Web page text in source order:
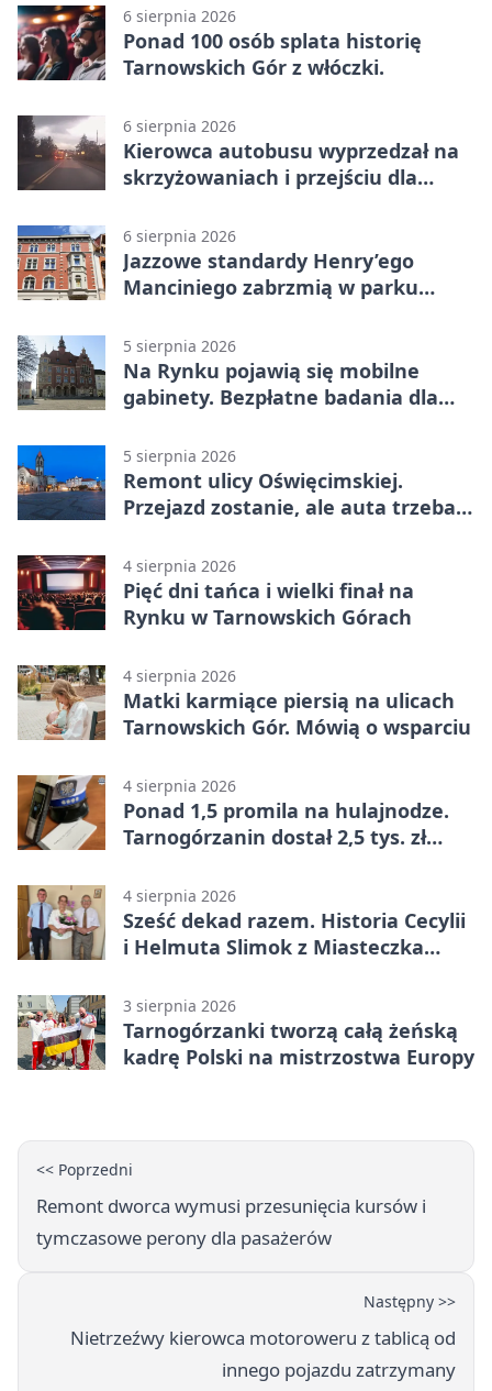
6 sierpnia 2026
Ponad 100 osób splata historię
Tarnowskich Gór z włóczki.
6 sierpnia 2026
Kierowca autobusu wyprzedzał na
skrzyżowaniach i przejściu dla
6 sierpnia 2026
Jazzowe standardy Henry’ego
Manciniego zabrzmią w parku
5 sierpnia 2026
Na Rynku pojawią się mobilne
gabinety. Bezpłatne badania dla
5 sierpnia 2026
Remont ulicy Oświęcimskiej.
Przejazd zostanie, ale auta trzeba
4 sierpnia 2026
Pięć dni tańca i wielki finał na
Rynku w Tarnowskich Górach
4 sierpnia 2026
Matki karmiące piersią na ulicach
Tarnowskich Gór. Mówią o wsparciu
4 sierpnia 2026
Ponad 1,5 promila na hulajnodze.
Tarnogórzanin dostał 2,5 tys. zł
4 sierpnia 2026
Sześć dekad razem. Historia Cecylii
i Helmuta Slimok z Miasteczka
3 sierpnia 2026
Tarnogórzanki tworzą całą żeńską
kadrę Polski na mistrzostwa Europy
<< Poprzedni
Remont dworca wymusi przesunięcia kursów i
tymczasowe perony dla pasażerów
Następny >>
Nietrzeźwy kierowca motoroweru z tablicą od
innego pojazdu zatrzymany